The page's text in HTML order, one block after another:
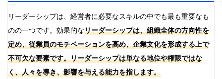
リーダーシップは、経営者に必要なスキルの中でも最も重要なも
のの一つです。効果的なリーダーシップは、組織全体の方向性を
定め、従業員のモチベーションを高め、企業文化を形成する上で
不可欠な要素です。リーダーシップは単なる地位や権限ではな
く、人々を導き、影響を与える能力を指します。